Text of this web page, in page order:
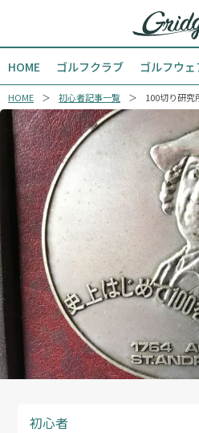
HOME ゴルフクラブ ゴルフウェ
HOME 初心者記事一覧 100切り研究
初心者